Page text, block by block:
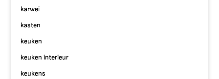
karwei
kasten
keuken
keuken interieur
keukens